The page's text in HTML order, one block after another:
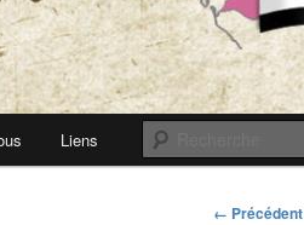
Liens
Navigation
← Précédent